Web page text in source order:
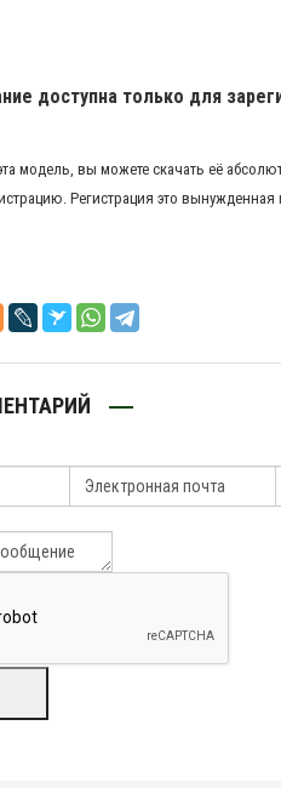
доступна только для
модель, вы можете скачать её
Регистрация это